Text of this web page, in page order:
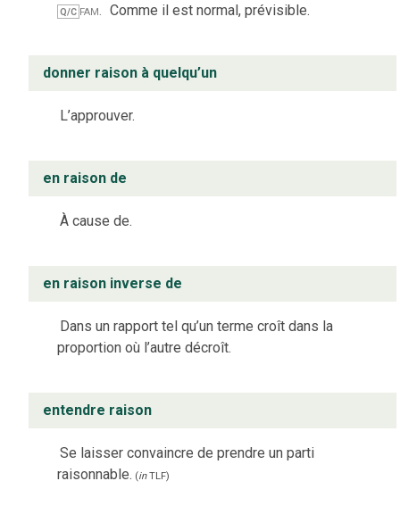
Q/C fam. Comme il est normal, prévisible.
donner raison à quelqu’un
L’approuver.
en raison de
À cause de.
en raison inverse de
Dans un rapport tel qu’un terme croît dans la
proportion où l’autre décroît.
entendre raison
Se laisser convaincre de prendre un parti
raisonnable. (inTLF)